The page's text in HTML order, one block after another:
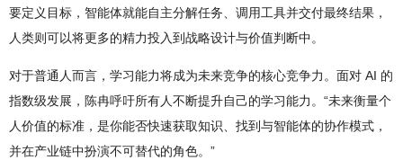
要定义目标，智能体就能自主分解任务、调用工具并交付最终结果，
人类则可以将更多的精力投入到战略设计与价值判断中。
对于普通人而言，学习能力将成为未来竞争的核心竞争力。面对 AI 的
指数级发展，陈冉呼吁所有人不断提升自己的学习能力。“未来衡量个
人价值的标准，是你能否快速获取知识、找到与智能体的协作模式，
并在产业链中扮演不可替代的角色。”